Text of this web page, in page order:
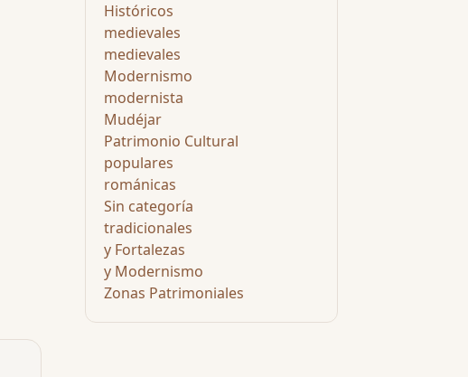
Históricos
medievales
medievales
Modernismo
modernista
Mudéjar
Patrimonio Cultural
populares
románicas
Sin categoría
tradicionales
y Fortalezas
y Modernismo
Zonas Patrimoniales